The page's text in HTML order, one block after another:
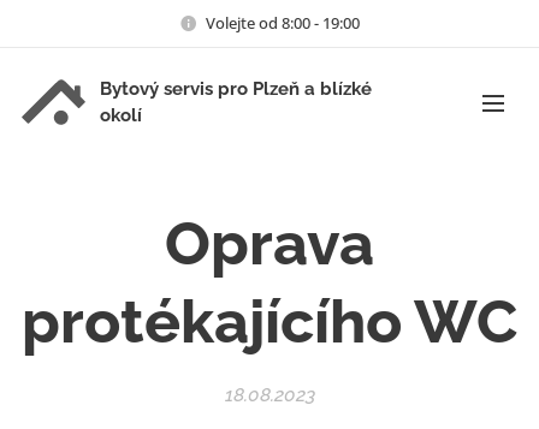
Volejte od 8:00 - 19:00
Bytový servis pro Plzeň a blízké
okolí
Oprava
protékajícího WC
18.08.2023